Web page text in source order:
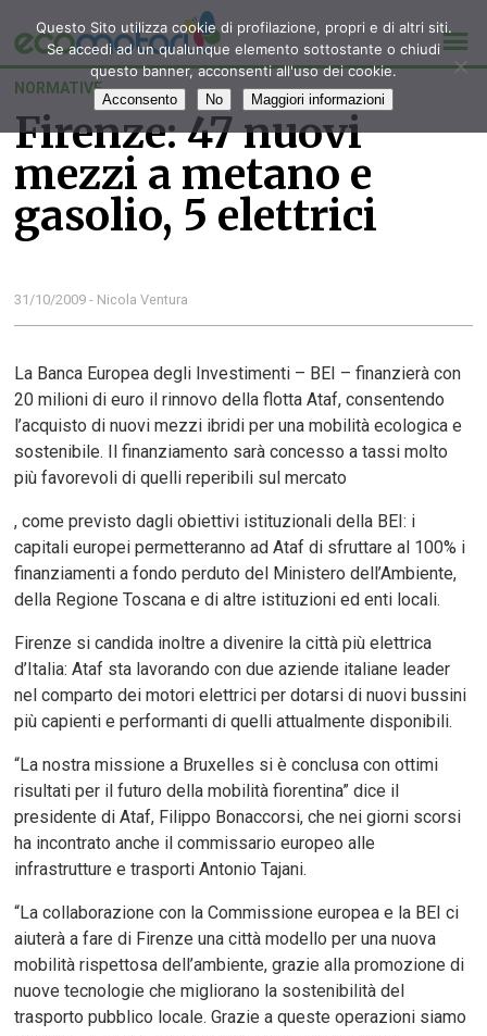
NORMATIVE
Firenze: 47 nuovi
mezzi a metano e
gasolio, 5 elettrici
31/10/2009 - Nicola Ventura
La Banca Europea degli Investimenti – BEI – finanzierà con
20 milioni di euro il rinnovo della flotta Ataf, consentendo
l’acquisto di nuovi mezzi ibridi per una mobilità ecologica e
sostenibile. Il finanziamento sarà concesso a tassi molto
più favorevoli di quelli reperibili sul mercato
, come previsto dagli obiettivi istituzionali della BEI: i
capitali europei permetteranno ad Ataf di sfruttare al 100% i
finanziamenti a fondo perduto del Ministero dell’Ambiente,
della Regione Toscana e di altre istituzioni ed enti locali.
Firenze si candida inoltre a divenire la città più elettrica
d’Italia: Ataf sta lavorando con due aziende italiane leader
nel comparto dei motori elettrici per dotarsi di nuovi bussini
più capienti e performanti di quelli attualmente disponibili.
“La nostra missione a Bruxelles si è conclusa con ottimi
risultati per il futuro della mobilità fiorentina” dice il
presidente di Ataf, Filippo Bonaccorsi, che nei giorni scorsi
ha incontrato anche il commissario europeo alle
infrastrutture e trasporti Antonio Tajani.
“La collaborazione con la Commissione europea e la BEI ci
aiuterà a fare di Firenze una città modello per una nuova
mobilità rispettosa dell’ambiente, grazie alla promozione di
nuove tecnologie che migliorano la sostenibilità del
trasporto pubblico locale. Grazie a queste operazioni siamo
Questo Sito utilizza cookie di profilazione, propri e di altri siti.
Se accedi ad un qualunque elemento sottostante o chiudi
questo banner, acconsenti all'uso dei cookie.
Acconsento No Maggiori informazioni